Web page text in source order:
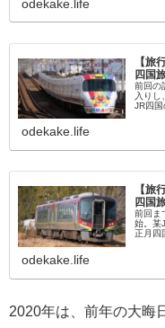
odekake.life
【旅
四国
前回の
入りし
JR四
odekake.life
【旅
四国
前回ま
始。某
正月四
odekake.life
2020年は、前年の大晦